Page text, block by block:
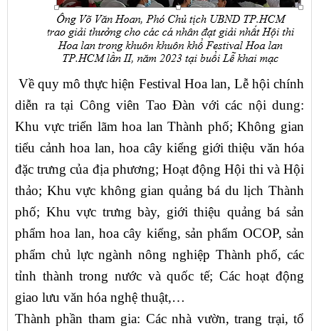
Về quy mô thực hiện Festival Hoa lan, Lễ hội chính
diễn ra tại Công viên Tao Đàn với các nội dung:
Khu vực triển lãm hoa lan Thành phố; Không gian
tiểu cảnh hoa lan, hoa cây kiểng giới thiệu văn hóa
đặc trưng của địa phương; Hoạt động Hội thi và Hội
thảo; Khu vực không gian quảng bá du lịch Thành
phố; Khu vực trưng bày, giới thiệu quảng bá sản
phẩm hoa lan, hoa cây kiểng, sản phẩm OCOP, sản
phẩm chủ lực ngành nông nghiệp Thành phố, các
tỉnh thành trong nước và quốc tế; Các hoạt động
giao lưu văn hóa nghệ thuật,…
Thành phần tham gia: Các nhà vườn, trang trại, tổ